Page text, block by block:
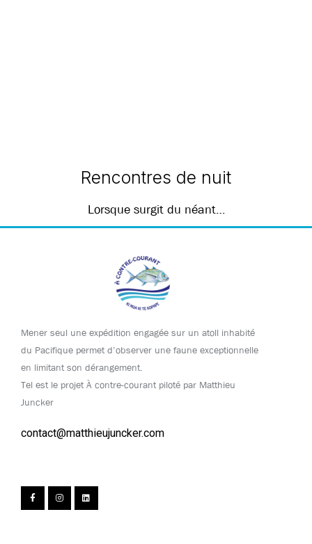
Rencontres de nuit
Lorsque surgit du néant…
Mener seul une expédition engagée sur un atoll inhabité
du Pacifique permet d’observer une faune exceptionnelle
en limitant son dérangement.
Tel est le projet À contre-courant piloté par Matthieu
Juncker
contact@matthieujuncker.com